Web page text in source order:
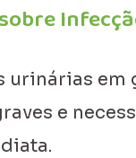
urinárias em
e